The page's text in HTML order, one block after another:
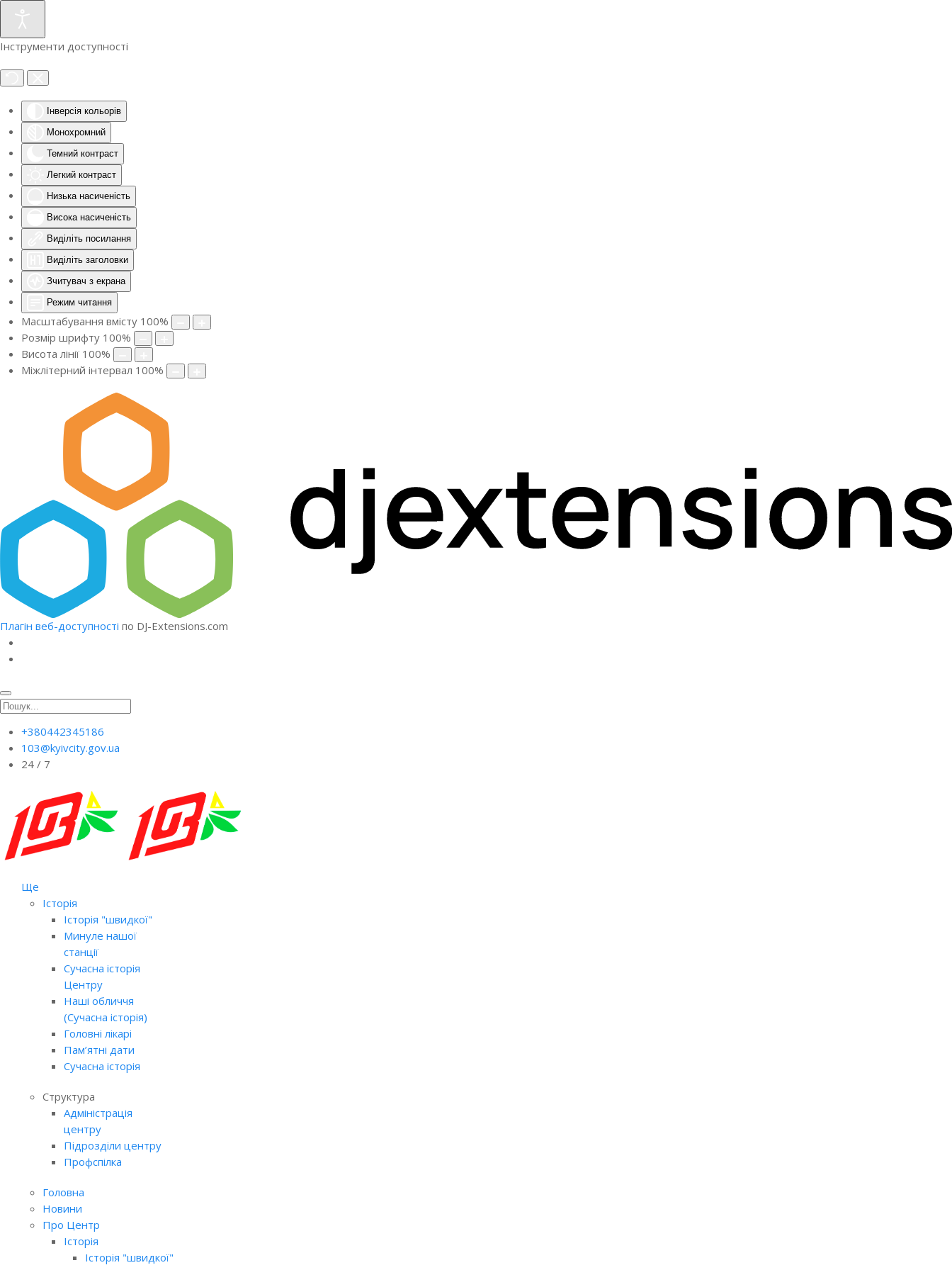
Інструменти доступності
Інверсія кольорів
Монохромний
Темний контраст
Легкий контраст
Низька насиченість
Висока насиченість
Виділіть посилання
Виділіть заголовки
Зчитувач з екрана
Режим читання
Масштабування вмісту 100%
Розмір шрифту 100%
Висота лінії 100%
Міжлітерний інтервал 100%
Плагін веб-доступності по DJ-Extensions.com
+380442345186
103@kyivcity.gov.ua
24 / 7
Ще
Історія
Історія "швидкої"
Минуле нашої
станції
Сучасна історія
Центру
Наші обличчя
(Сучасна історія)
Головні лікарі
Пам’ятні дати
Сучасна історія
Структура
Адміністрація
центру
Підрозділи центру
Профспілка
Головна
Новини
Про Центр
Історія
Історія "швидкої"